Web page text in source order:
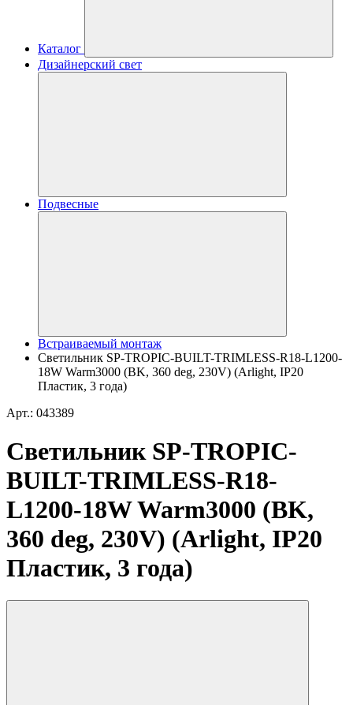
Каталог
Дизайнерский свет
Подвесные
Встраиваемый монтаж
Светильник SP-TROPIC-BUILT-TRIMLESS-R18-L1200-
18W Warm3000 (BK, 360 deg, 230V) (Arlight, IP20
Пластик, 3 года)
Арт.: 043389
Светильник SP-TROPIC-
BUILT-TRIMLESS-R18-
L1200-18W Warm3000 (BK,
360 deg, 230V) (Arlight, IP20
Пластик, 3 года)